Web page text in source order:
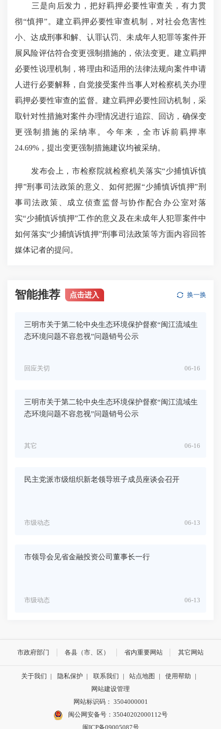
三是向后发力，把好羁押必要性审查关，有力贯
彻“慎押”。建立羁押必要性审查机制，对社会危害性
小、达成刑事和解、认罪认罚、未成年人犯罪等案件开
展风险评估符合变更强制措施的，依法变更。建立羁押
必要性说理机制，将理由和适用的法律法规向案件申请
人进行必要解释，自觉接受案件当事人对检察机关办理
羁押必要性审查的监督。建立羁押必要性回访机制，采
取针对性措施对案件办理情况进行追踪、回访，确保变
更强制措施的采纳率。今年来，全市诉前羁押率
24.69%，提出变更强制措施建议均被采纳。
发布会上，市检察院就检察机关落实“少捕慎诉慎
押”刑事司法政策的意义、如何把握“少捕慎诉慎押”刑
事司法政策、成立侦查监督与协作配合办公室对落
实“少捕慎诉慎押”工作的意义及在未成年人犯罪案件中
如何落实“少捕慎诉慎押”刑事司法政策等方面内容回答
媒体记者的提问。
智能推荐 点击进入 换一换
三明市关于第二轮中央生态环境保护督察“闽江流域生
态环境问题不容忽视”问题销号公示
06-16
回应关切
三明市关于第二轮中央生态环境保护督察“闽江流域生
态环境问题不容忽视”问题销号公示
06-16
其它
民主党派市级组织新老领导班子成员座谈会召开
06-13
市级动态
市领导会见省金融投资公司董事长一行
06-13
市级动态
市政府部门 各县（市、区） 省内重要网站 其它网站
关于我们 | 隐私保护 | 联系我们 | 站点地图 | 使用帮助
|
网站建设管理
网站标识码： 3504000001
闽公网安备号：35040202000112号
闽ICP备09005087号